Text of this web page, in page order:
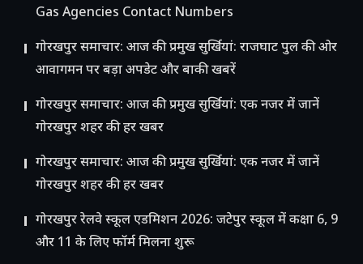
Gas Agencies Contact Numbers
गोरखपुर समाचार: आज की प्रमुख सुर्खियां: राजघाट पुल की ओर
आवागमन पर बड़ा अपडेट और बाकी खबरें
गोरखपुर समाचार: आज की प्रमुख सुर्खियां: एक नजर में जानें
गोरखपुर शहर की हर खबर
गोरखपुर समाचार: आज की प्रमुख सुर्खियां: एक नजर में जानें
गोरखपुर शहर की हर खबर
गोरखपुर रेलवे स्कूल एडमिशन 2026: जटेपुर स्कूल में कक्षा 6, 9
और 11 के लिए फॉर्म मिलना शुरू